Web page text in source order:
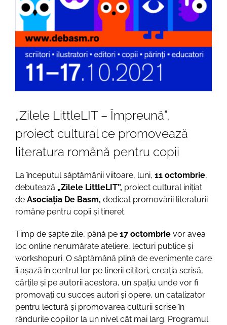
„Zilele LittleLIT – Împreună”,
proiect cultural ce promovează
literatura română pentru copii
La începutul săptămânii viitoare, luni, 11 octombrie,
debutează „Zilele LittleLIT”, proiect cultural inițiat
de Asociația De Basm, dedicat promovării literaturii
române pentru copii și tineret.
Timp de șapte zile, până pe 17 octombrie vor avea
loc online nenumărate ateliere, lecturi publice și
workshopuri. O săptămână plină de evenimente care
îi așază în centrul lor pe tinerii cititori, creația scrisă,
cărțile și pe autorii acestora, un spațiu unde vor fi
promovați cu succes autori și opere, un catalizator
pentru lectură și promovarea culturii scrise în
rândurile copiilor la un nivel cât mai larg. Programul